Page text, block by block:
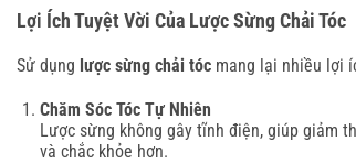
Lợi Ích Tuyệt Vời Của Lược Sừng Chải Tóc
Sử dụng lược sừng chải tóc mang lại nhiều lợi
Chăm Sóc Tóc Tự Nhiên
Lược sừng không gây tĩnh điện, giúp giảm
và chắc khỏe hơn.